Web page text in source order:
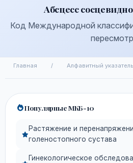
Абсцесс
Код Международной
Главная / Алфавитный
Популярные МКБ-10
Растяжение и
голеностопного сустава
Гинекологическое